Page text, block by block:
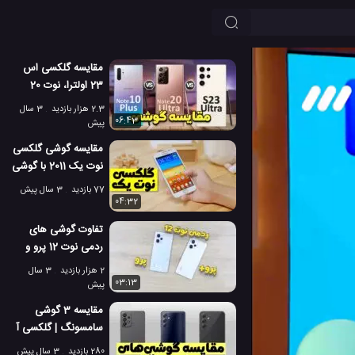
مقایسه گلکسی اس
23 اولترا، نوت 20
اولترا و نوت 10 پلاس!
2.3 هزار بازدید
3 سال
پیش
06:43
مقایسه گوشی گلکسی
نوت یک 2011 با گوشی
های جدید گلکسی
77 بازدید
3 سال پیش
04:32
تفاوت گوشی های
ردمی نوت 12 پرو و
نوت 12 پرو پلاس در
عمل!
2 هزار بازدید
3 سال
پیش
03:13
مقایسه 3 گوشی
سامسونگ | گلکسی آ
54، گلکسی ام 54،
280 بازدید
3 سال پیش